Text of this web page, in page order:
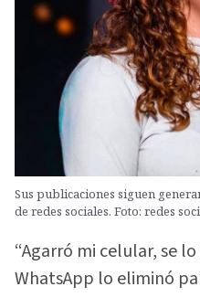
Sus publicaciones siguen
de redes sociales. Foto: redes
“Agarró mi celular, se
WhatsApp lo eliminó